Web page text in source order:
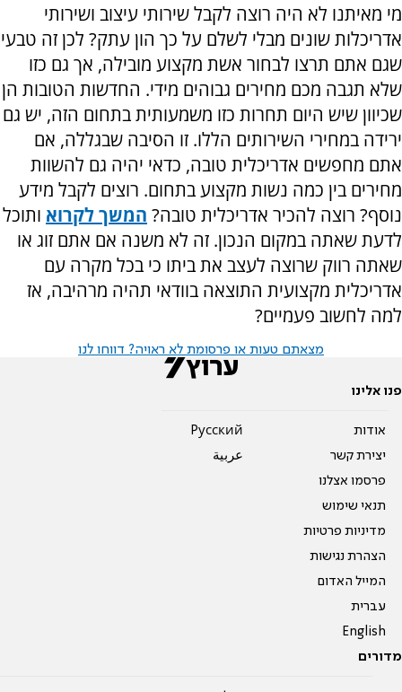
מי מאיתנו לא היה רוצה לקבל שירותי עיצוב ושירותי
אדריכלות שונים מבלי לשלם על כך הון עתק? לכן זה טבעי
שגם אתם תרצו לבחור אשת מקצוע מובילה, אך גם כזו
שלא תגבה מכם מחירים גבוהים מידי. החדשות הטובות הן
שכיוון שיש היום תחרות כזו משמעותית בתחום הזה, יש גם
ירידה במחירי השירותים הללו. זו הסיבה שבגללה, אם
אתם מחפשים אדריכלית טובה, כדאי יהיה גם להשוות
מחירים בין כמה נשות מקצוע בתחום. רוצים לקבל מידע
נוסף? רוצה להכיר אדריכלית טובה? המשך לקרוא ותוכל
לדעת שאתה במקום הנכון. זה לא משנה אם אתם זוג או
שאתה רווק שרוצה לעצב את ביתו כי בכל מקרה עם
אדריכלית מקצועית התוצאה בוודאי תהיה מרהיבה, אז
למה לחשוב פעמיים?
מצאתם טעות או פרסומת לא ראויה? דווחו לנו
פנו אלינו
אודות
יצירת קשר
פרסמו אצלנו
תנאי שימוש
מדיניות פרטיות
הצהרת נגישות
המייל האדום
עברית
English
Pусский
عربية
מדורים